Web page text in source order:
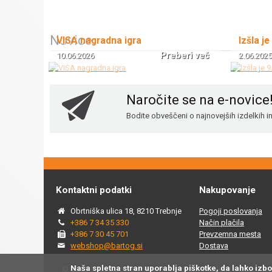
Novice
VISA nagradna igra
10.06.2026 Preberi več
Izšla
2.06.2025
Naročite se na e-
Bodite obveščeni o najnovejših izdelkih
Kontaktni podatki
Obrtniška ulica 18, 8210 Trebnje
+386 7 34 35 330
+386 7 30 45 701
webshop@bartog.si
Nakupovanje
Pogoji poslovanja
Način plačila
Prevzemna mesta
Dostava
© 2015 - 2025 Spletna trgovina Bartog, v spletni trgovini
Naša spletna stran uporablja piškotke, da lahko